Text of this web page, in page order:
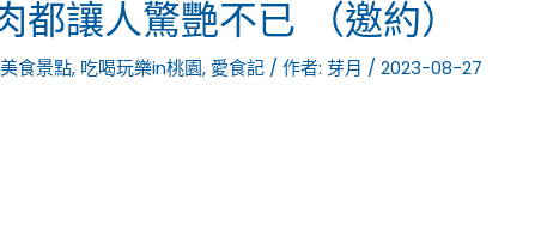
都讓人驚艷不已 （邀約）
食景點, 吃喝玩樂in桃園, 愛食記 / 作者: 芽月 / 2023-08-27